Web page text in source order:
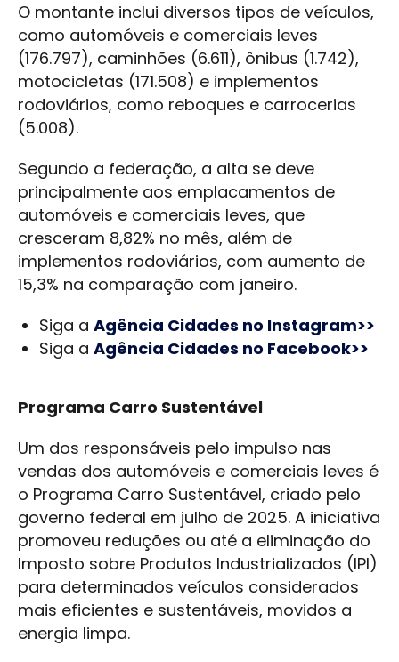
O montante inclui diversos tipos de veículos,
como automóveis e comerciais leves
(176.797), caminhões (6.611), ônibus (1.742),
motocicletas (171.508) e implementos
rodoviários, como reboques e carrocerias
(5.008).
Segundo a federação, a alta se deve
principalmente aos emplacamentos de
automóveis e comerciais leves, que
cresceram 8,82% no mês, além de
implementos rodoviários, com aumento de
15,3% na comparação com janeiro.
Siga a Agência Cidades no Instagram>>
Siga a Agência Cidades no Facebook>>
Programa Carro Sustentável
Um dos responsáveis pelo impulso nas
vendas dos automóveis e comerciais leves é
o Programa Carro Sustentável, criado pelo
governo federal em julho de 2025. A iniciativa
promoveu reduções ou até a eliminação do
Imposto sobre Produtos Industrializados (IPI)
para determinados veículos considerados
mais eficientes e sustentáveis, movidos a
energia limpa.